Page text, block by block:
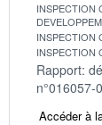
INSPECTION
INSPECTION
INSPECTION
Rapport:
n°016057-
Accéder à